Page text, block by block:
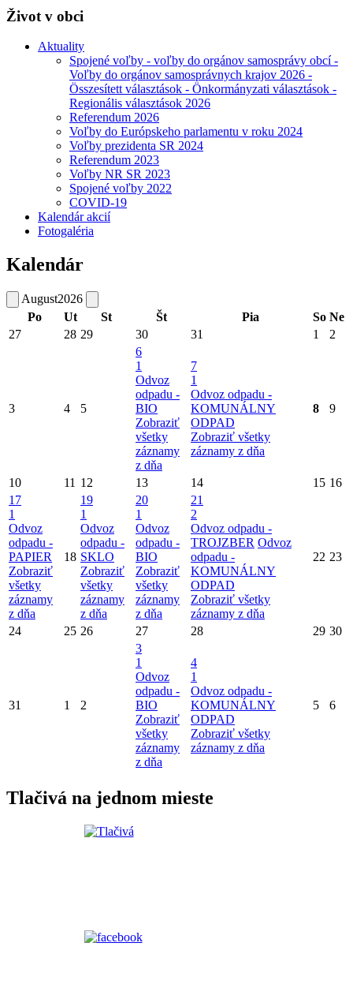
Život v obci
Aktuality
Spojené voľby - voľby do orgánov samosprávy obcí -
Voľby do orgánov samosprávnych krajov 2026 -
Összesített választások - Önkormányzati választások -
Regionális választások 2026
Referendum 2026
Voľby do Európskeho parlamentu v roku 2024
Voľby prezidenta SR 2024
Referendum 2023
Voľby NR SR 2023
Spojené voľby 2022
COVID-19
Kalendár akcií
Fotogaléria
Kalendár
August2026
Po
Ut St Št Pia So Ne
27
28 29 30 31 1 2
3 4 5
6
1
Odvoz
odpadu -
BIO
Zobraziť
všetky
záznamy
z dňa
7
1
Odvoz odpadu -
KOMUNÁLNY
ODPAD
Zobraziť všetky
záznamy z dňa
8 9
10 11 12 13 14 15 16
17
1
Odvoz
odpadu -
PAPIER
Zobraziť
všetky
záznamy
z dňa
18
19
1
Odvoz
odpadu -
SKLO
Zobraziť
všetky
záznamy
z dňa
20
1
Odvoz
odpadu -
BIO
Zobraziť
všetky
záznamy
z dňa
21
2
Odvoz odpadu -
TROJZBER Odvoz
odpadu -
KOMUNÁLNY
ODPAD
Zobraziť všetky
záznamy z dňa
22 23
24 25 26 27 28 29 30
31 1 2
3
1
Odvoz
odpadu -
BIO
Zobraziť
všetky
záznamy
z dňa
4
1
Odvoz odpadu -
KOMUNÁLNY
ODPAD
Zobraziť všetky
záznamy z dňa
5 6
Tlačivá na jednom mieste